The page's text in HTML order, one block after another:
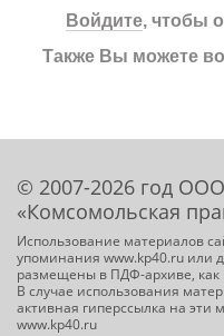
Войдите, чтобы
Также Вы можете
© 2007-2026 год ООО
«Комсомольская
Использование материалов
упоминания www.kp40.ru или
размещены в ПДФ-архиве,
В случае использования
активная гиперссылка на эти
www.kp40.ru